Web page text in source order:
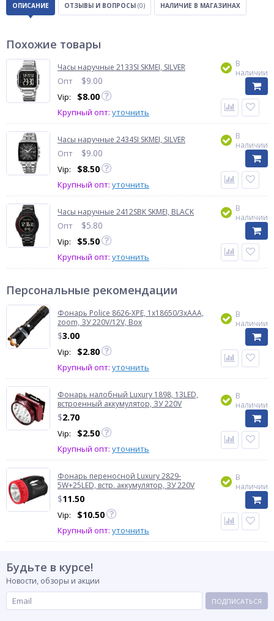
ОПИСАНИЕ ОТЗЫВЫ И ВОПРОСЫ (0) НАЛИЧИЕ В МАГАЗИНАХ
Похожие товары
Часы наручные 2133SI SKMEI, SILVER
Опт $9.00
Vip: $8.00
Крупный опт: уточнить
В
наличии
Часы наручные 2434SI SKMEI, SILVER
Опт $9.00
Vip: $8.50
Крупный опт: уточнить
В
наличии
Часы наручные 2412SBK SKMEI, BLACK
Опт $5.80
Vip: $5.50
Крупный опт: уточнить
В
наличии
Персональные рекомендации
Фонарь Police 8626-XPE, 1х18650/3xAAA,
zoom, ЗУ 220V/12V, Box
$3.00
Vip: $2.80
Крупный опт: уточнить
В
наличии
Фонарь налобный Luxury 1898, 13LED,
встроенный аккумулятор, ЗУ 220V
$2.70
Vip: $2.50
Крупный опт: уточнить
В
наличии
Фонарь переносной Luxury 2829-
5W+25LED, встр. аккумулятор, ЗУ 220V
$11.50
Vip: $10.50
Крупный опт: уточнить
В
наличии
Будьте в курсе!
Новости, обзоры и акции
ПОДПИСАТЬСЯ